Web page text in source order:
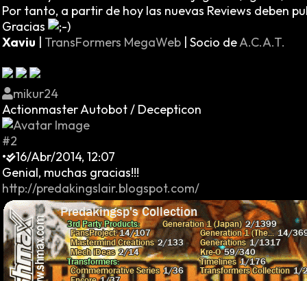
Por tanto, a partir de hoy las nuevas Reviews deben
Gracias
Xaviu
TransFormers MegaWeb | Socio deA.C.A.T.
mikur24
Actionmaster Autobot / Decepticon
#2
•
16/Abr/2014, 12:07
Genial, muchas gracias!!!
http://predakingslair.blogspot.com/